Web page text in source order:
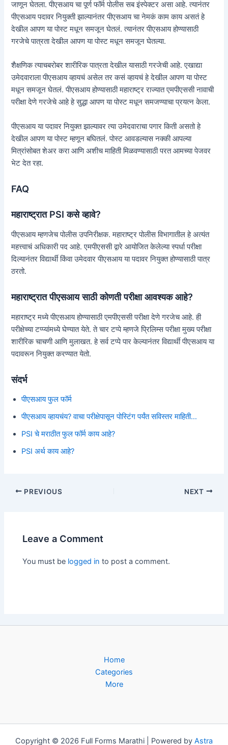
जाणून घेतला. पीएसआय चा पूर्ण फॉर्म पोलीस सब इंस्पेक्टर असा आहे. त्यानंतर
पीएसआय पदावर नियुक्ती झाल्यानंतर पीएसआय चा नेमकं काम काय असतं हे
देखील आपण या पोस्ट मधून समजून घेतलं. त्यानंतर पीएसआय होण्यासाठी
गरजेचे पात्रता देखील आपण या पोस्ट मधून समजून घेतल्या.
शैक्षणिक त्याचबरोबर शारीरिक पात्रता देखील यासाठी गरजेची आहे. एखाद्या
उमेदवाराला पीएसआय व्हायचं असेल तर कसं व्हायचं हे देखील आपण या पोस्ट
मधून समजून घेतलं. पीएसआय होण्यासाठी महाराष्ट्र राज्यात एमपीएससी नावाची
परीक्षा देणे गरजेचे आहे हे सुद्धा आपण या पोस्ट मधून समजण्याचा प्रयत्न केला.
पीएसआय या पदावर नियुक्त झाल्यावर त्या उमेदवाराचा पगार किती असतो हे
देखील आपण या पोस्ट म्हणून बघितलं. पोस्ट आवडल्यास नक्की आपल्या
मित्रांसोबत शेअर करा आणि अशीच माहिती मिळवण्यासाठी परत आमच्या पेजवर
भेट देत रहा.
FAQ
महाराष्ट्रात PSI कसे व्हावे?
पीएसआय म्हणजेच पोलीस उपनिरीक्षक. महाराष्ट्र पोलीस विभागातील हे अत्यंत
महत्त्वाचं अधिकारी पद आहे. एमपीएससी द्वारे आयोजित केलेल्या स्पर्धा परीक्षा
दिल्यानंतर विद्यार्थी किंवा उमेदवार पीएसआय या पदावर नियुक्त होण्यासाठी पात्र
ठरतो.
महाराष्ट्रात पीएसआय साठी कोणती परीक्षा आवश्यक आहे?
महाराष्ट्र मध्ये पीएसआय होण्यासाठी एमपीएससी परीक्षा देणे गरजेच आहे. ही
परीक्षेच्या टप्प्यांमध्ये घेण्यात येते. ते चार टप्पे म्हणजे प्रिलिम्स परीक्षा मुख्य परीक्षा
शारीरिक चाचणी आणि मुलाखत. हे सर्व टप्पे पार केल्यानंतर विद्यार्थी पीएसआय या
पदावरून नियुक्त करण्यात येतो.
संदर्भ
पीएसआय फुल फॉर्म
पीएसआय व्हायचंय? वाचा परीक्षेपासून पोस्टिंग पर्यंत सविस्तर माहिती…
PSI चे मराठीत फुल फॉर्म काय आहे?
PSI अर्थ काय आहे?
Post
PREVIOUS NEXT
Leave a Comment
You must be logged in to post a comment.
Home
Categories
More
Copyright © 2026 Full Forms Marathi | Powered by Astra